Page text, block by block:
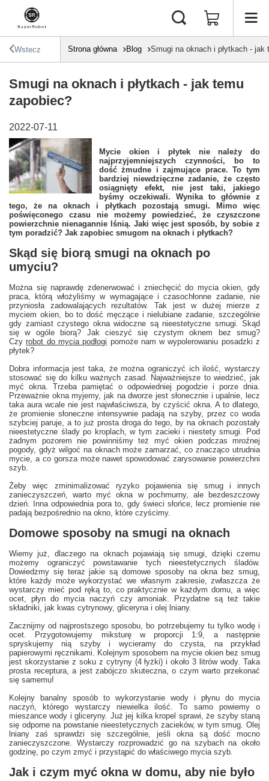
Wstecz Strona główna Blog Smugi na oknach i płytkach - jak
Smugi na oknach i płytkach - jak temu
zapobiec?
2022-07-11
Mycie okien i płytek nie należy do
najprzyjemniejszych czynności, bo to
dość żmudne i zajmujące prace. To tym
bardziej niewdzięczne zadanie, że często
osiągnięty efekt, nie jest taki, jakiego
byśmy oczekiwali. Wynika to głównie z
tego, że na oknach i płytkach pozostają smugi. Mimo więc
poświęconego czasu nie możemy powiedzieć, że czyszczone
powierzchnie nienagannie lśnią. Jaki więc jest sposób, by sobie z
tym poradzić? Jak zapobiec smugom na oknach i płytkach?
Skąd się biorą smugi na oknach po
umyciu?
Można się naprawdę zdenerwować i zniechęcić do mycia okien, gdy
praca, którą włożyliśmy w wymagające i czasochłonne zadanie, nie
przyniosła zadowalających rezultatów. Tak jest w dużej mierze z
myciem okien, bo to dość męczące i nielubiane zadanie, szczególnie
gdy zamiast czystego okna widoczne są nieestetyczne smugi. Skąd
się w ogóle biorą? Jak cieszyć się czystym oknem bez smug?
Czyrobot do mycia podłogi pomoże nam w wypolerowaniu posadzki z
płytek?
Dobra informacja jest taka, że można ograniczyć ich ilość, wystarczy
stosować się do kilku ważnych zasad. Najważniejsze to wiedzieć, jak
myć okna. Trzeba pamiętać o odpowiedniej pogodzie i porze dnia.
Przeważnie okna myjemy, jak na dworze jest słonecznie i upalnie, lecz
taka aura wcale nie jest najwłaściwsza, by czyścić okna. A to dlatego,
że promienie słoneczne intensywnie padają na szyby, przez co woda
szybciej paruje, a to już prosta droga do tego, by na oknach pozostały
nieestetyczne ślady po kroplach, w tym zacieki i niestety smugi. Pod
żadnym pozorem nie powinniśmy też myć okien podczas mroźnej
pogody, gdyż wilgoć na oknach może zamarzać, co znacząco utrudnia
mycie, a co gorsza może nawet spowodować zarysowanie powierzchni
szyb.
Żeby więc zminimalizować ryzyko pojawienia się smug i innych
zanieczyszczeń, warto myć okna w pochmurny, ale bezdeszczowy
dzień. Inna odpowiednia pora to, gdy świeci słońce, lecz promienie nie
padają bezpośrednio na okno, które czyścimy.
Domowe sposoby na smugi na oknach
Wiemy już, dlaczego na oknach pojawiają się smugi, dzięki czemu
możemy ograniczyć powstawanie tych nieestetycznych śladów.
Dowiedzmy się teraz jakie są domowe sposoby na okna bez smug,
które każdy może wykorzystać we własnym zakresie, zwłaszcza że
wystarczy mieć pod ręką to, co praktycznie w każdym domu, a więc
ocet, płyn do mycia naczyń czy amoniak. Przydatne są też takie
składniki, jak kwas cytrynowy, gliceryna i olej lniany.
Zacznijmy od najprostszego sposobu, bo potrzebujemy tu tylko wodę i
ocet. Przygotowujemy miksturę w proporcji 1:9, a następnie
spryskujemy nią szyby i wycieramy do czysta, na przykład
papierowymi ręcznikami. Kolejnym sposobem na mycie okien bez smug
jest skorzystanie z soku z cytryny (4 łyżki) i około 3 litrów wody. Taka
prosta receptura, a jest zabójczo skuteczna, o czym warto przekonać
się samemu!
Kolejny banalny sposób to wykorzystanie wody i płynu do mycia
naczyń, którego wystarczy niewielka ilość. To samo powiemy o
mieszance wody i gliceryny. Już jej kilka kropel sprawi, że szyby staną
się odporne na powstanie nieestetycznych zacieków, w tym smug. Olej
lniany zaś sprawdzi się szczególnie, jeśli okna są dość mocno
zanieczyszczone. Wystarczy rozprowadzić go na szybach na około
godzinę, po czym zmyć i przystąpić do właściwego mycia szyb.
Jak i czym myć okna w domu, aby nie było